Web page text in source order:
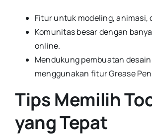
Fitur untuk modeling, animasi,
Komunitas besar dengan
online.
Mendukung pembuatan desain
menggunakan fitur Grease
Tips Memilih
yang Tepat